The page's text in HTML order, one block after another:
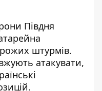
Півдня
штурмів.
атакувати,